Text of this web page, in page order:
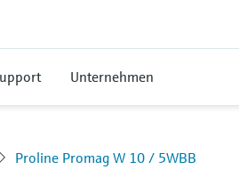
Unternehmen
Proline Promag W 10 / 5WBB